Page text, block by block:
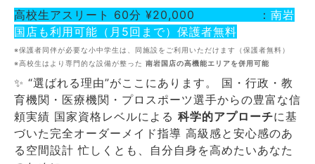
高校生アスリート 60分 ¥20,000 ： 南岩
国店も利用可能（月5回まで）保護者無料
※保護者同伴が必要な小中学生は、同施設をご利用いただけます（保護者無料）
※高校生はより専門的な設備が整った 南岩国店の高機能エリアを併用可能
✨ “選ばれる理由”がここにあります。 国・行政・教
育機関・医療機関・プロスポーツ選手からの豊富な信
頼実績 国家資格レベルによる 科学的アプローチに基
づいた完全オーダーメイド指導 高級感と安心感のあ
る空間設計 忙しくとも、自分自身を高めたいあなた